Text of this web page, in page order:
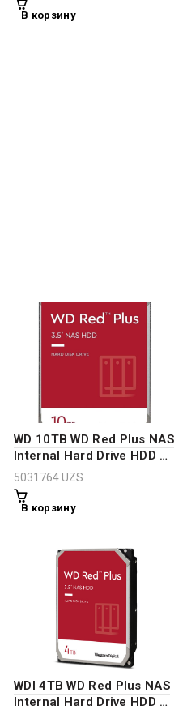
В корзину
WD 10TB WD Red Plus NAS
Internal Hard Drive HDD –
7200 RPM, SATA 6 Gb/s,
CMR, 256 MB Cache, 3.5″
5031764UZS
В корзину
WDl 4TB WD Red Plus NAS
Internal Hard Drive HDD –